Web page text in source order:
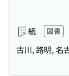
紙 図書
古川, 路明, 名